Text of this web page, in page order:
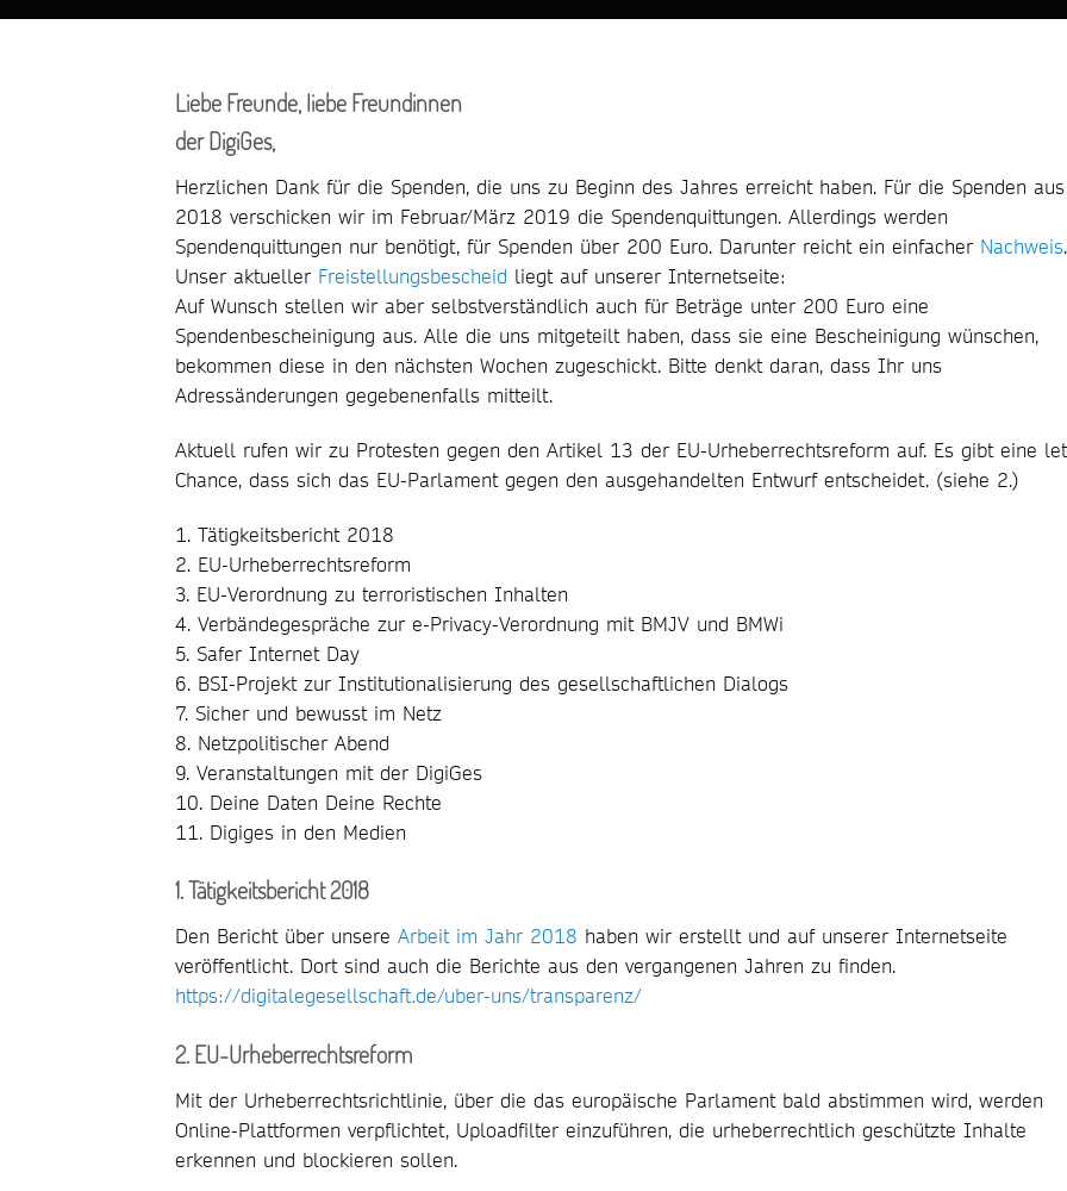
Liebe Freunde, liebe Freundinnen
der DigiGes,
Herzlichen Dank für die Spenden, die uns zu Beginn des Jahres erreicht haben. Für die Spenden aus
2018 verschicken wir im Februar/März 2019 die Spendenquittungen. Allerdings werden
Spendenquittungen nur benötigt, für Spenden über 200 Euro. Darunter reicht ein einfacher Nachweis.
Unser aktueller Freistellungsbescheid liegt auf unserer Internetseite:
Auf Wunsch stellen wir aber selbstverständlich auch für Beträge unter 200 Euro eine
Spendenbescheinigung aus. Alle die uns mitgeteilt haben, dass sie eine Bescheinigung wünschen,
bekommen diese in den nächsten Wochen zugeschickt. Bitte denkt daran, dass Ihr uns
Adressänderungen gegebenenfalls mitteilt.
Aktuell rufen wir zu Protesten gegen den Artikel 13 der EU-Urheberrechtsreform auf. Es gibt eine
Chance, dass sich das EU-Parlament gegen den ausgehandelten Entwurf entscheidet. (siehe 2.)
1. Tätigkeitsbericht 2018
2. EU-Urheberrechtsreform
3. EU-Verordnung zu terroristischen Inhalten
4. Verbändegespräche zur e-Privacy-Verordnung mit BMJV und BMWi
5. Safer Internet Day
6. BSI-Projekt zur Institutionalisierung des gesellschaftlichen Dialogs
7. Sicher und bewusst im Netz
8. Netzpolitischer Abend
9. Veranstaltungen mit der DigiGes
10. Deine Daten Deine Rechte
11. Digiges in den Medien
1. Tätigkeitsbericht 2018
Den Bericht über unsere Arbeit im Jahr 2018 haben wir erstellt und auf unserer Internetseite
veröffentlicht. Dort sind auch die Berichte aus den vergangenen Jahren zu finden.
https://digitalegesellschaft.de/uber-uns/transparenz/
2. EU-Urheberrechtsreform
Mit der Urheberrechtsrichtlinie, über die das europäische Parlament bald abstimmen wird, werden
Online-Plattformen verpflichtet, Uploadfilter einzuführen, die urheberrechtlich geschützte Inhalte
erkennen und blockieren sollen.